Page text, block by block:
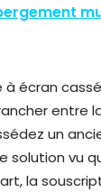
écran
entre
un
solution vu
la